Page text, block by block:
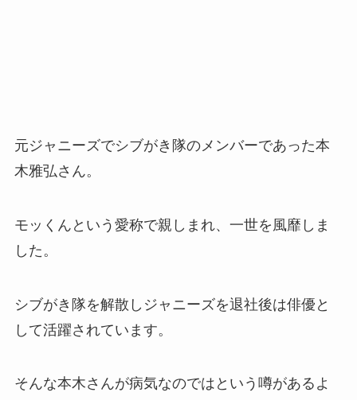
元ジャニーズでシブがき隊のメンバーであった本
木雅弘さん。
モッくんという愛称で親しまれ、一世を風靡しま
した。
シブがき隊を解散しジャニーズを退社後は俳優と
して活躍されています。
そんな本木さんが病気なのではという噂があるよ